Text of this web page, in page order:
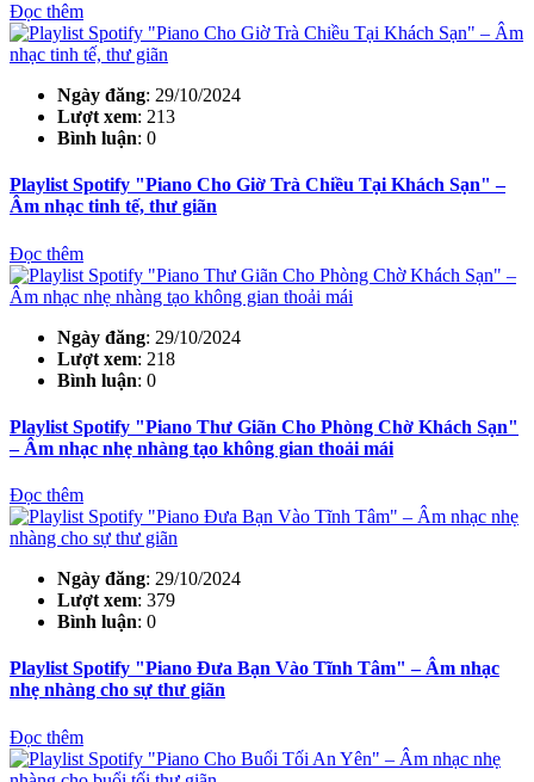
Đọc thêm
Ngày đăng: 29/10/2024
Lượt xem: 213
Bình luận: 0
Playlist Spotify "Piano Cho Giờ Trà Chiều Tại Khách Sạn" –
Âm nhạc tinh tế, thư giãn
Đọc thêm
Ngày đăng: 29/10/2024
Lượt xem: 218
Bình luận: 0
Playlist Spotify "Piano Thư Giãn Cho Phòng Chờ Khách Sạn"
– Âm nhạc nhẹ nhàng tạo không gian thoải mái
Đọc thêm
Ngày đăng: 29/10/2024
Lượt xem: 379
Bình luận: 0
Playlist Spotify "Piano Đưa Bạn Vào Tĩnh Tâm" – Âm nhạc
nhẹ nhàng cho sự thư giãn
Đọc thêm